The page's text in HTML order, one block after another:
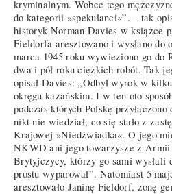
kryminalnym. Wobec tego
do kategorii »spekulanci«”. – tak
historyk Norman Davies w książce
Fieldorfa aresztowano i wysłano do
marca 1945 roku wywieziono go do
dwa i pół roku ciężkich robót. Tak
opisał Davies: „Odbył wyrok w
okręgu kazańskim. I w ten oto
podczas których Polskę przyłączono
nikt nie wiedział, co się stało z
Krajowej »Niedźwiadka«. O jego
NKWD ani jego towarzysze z
Brytyjczycy, którzy go sami wysłali
prostu wyparował”. Natomiast 5
aresztowało Janinę Fieldorf, żonę